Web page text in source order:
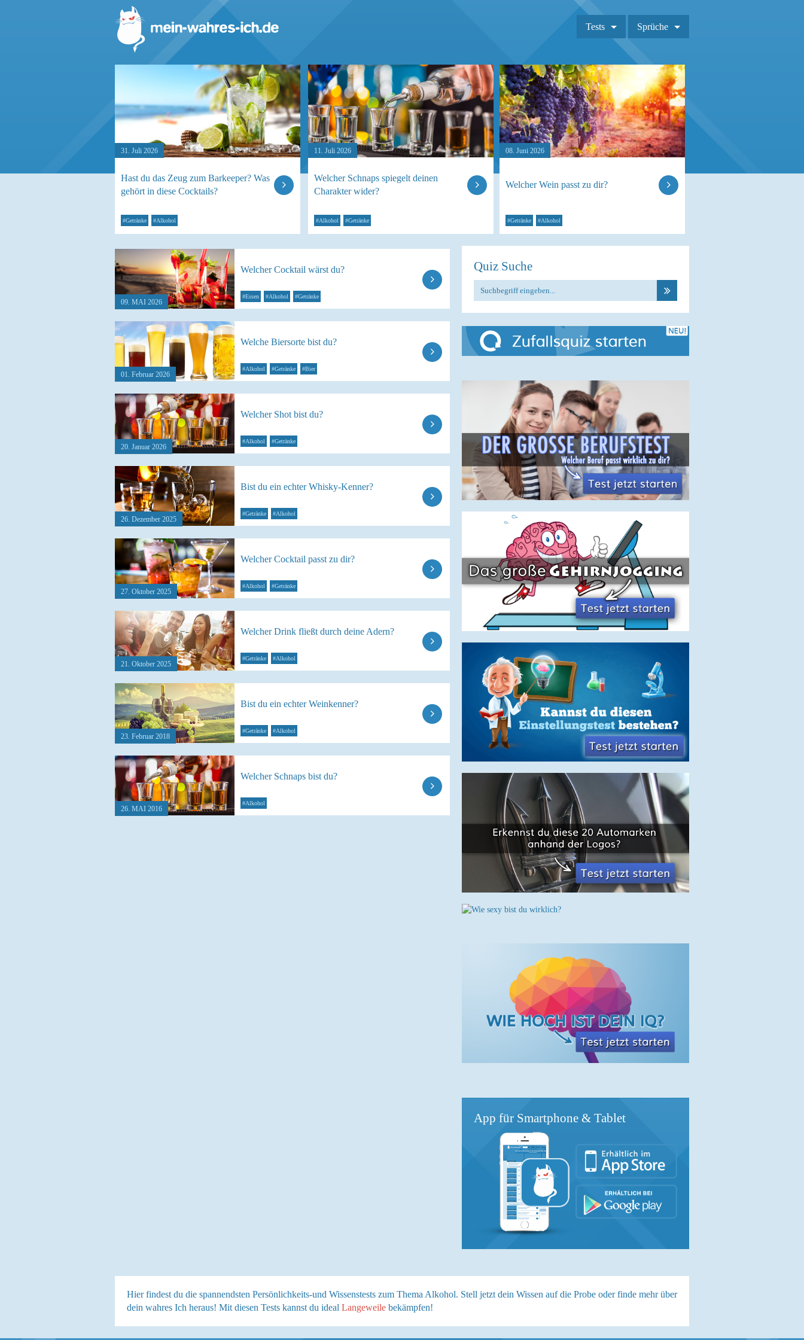
Tests Sprüche
31. Juli 2026
Hast du das Zeug zum Barkeeper? Was
gehört in diese Cocktails?
#Getränke #Alkohol
11. Juli 2026
Welcher Schnaps spiegelt deinen
Charakter wider?
#Alkohol #Getränke
08. Juni 2026
Welcher Wein passt zu dir?
#Getränke #Alkohol
09. MAI 2026
Welcher Cocktail wärst du?
#Essen #Alkohol #Getränke
01. Februar 2026
Welche Biersorte bist du?
#Alkohol #Getränke #Bier
20. Januar 2026
Welcher Shot bist du?
#Alkohol #Getränke
26. Dezember 2025
Bist du ein echter Whisky-Kenner?
#Getränke #Alkohol
27. Oktober 2025
Welcher Cocktail passt zu dir?
#Alkohol #Getränke
21. Oktober 2025
Welcher Drink fließt durch deine Adern?
#Getränke #Alkohol
23. Februar 2018
Bist du ein echter Weinkenner?
#Getränke #Alkohol
26. MAI 2016
Welcher Schnaps bist du?
#Alkohol
Quiz Suche
App für Smartphone & Tablet
Hier findest du die spannendsten Persönlichkeits-und Wissenstests zum Thema Alkohol. Stell jetzt dein Wissen auf die Probe oder finde mehr über
dein wahres Ich heraus! Mit diesen Tests kannst du ideal Langeweile bekämpfen!